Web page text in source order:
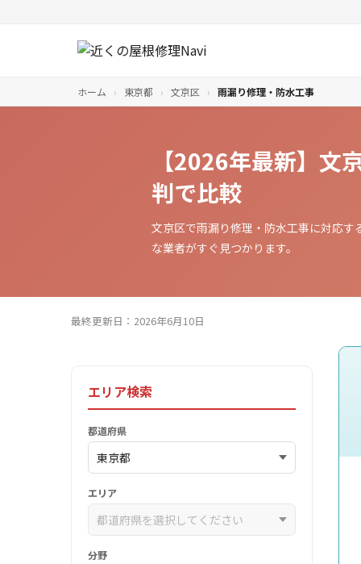
ホーム › 東京都 › 文京区 › 雨漏り修理・防水工事
【2026年最新】文
判で比較
文京区で雨漏り修理・防水工事に対応
な業者がすぐ見つかります。
最終更新日：2026年6月10日
エリア検索
都道府県
エリア
分野